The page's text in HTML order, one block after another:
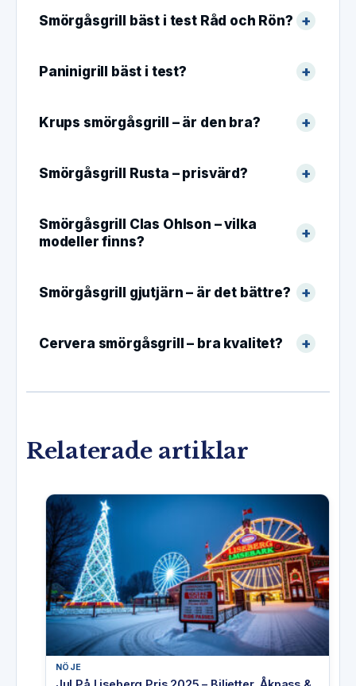
Smörgåsgrill bäst i test Råd och Rön?
Paninigrill bäst i test?
Krups smörgåsgrill – är den bra?
Smörgåsgrill Rusta – prisvärd?
Smörgåsgrill Clas Ohlson – vilka
modeller finns?
Smörgåsgrill gjutjärn – är det bättre?
Cervera smörgåsgrill – bra kvalitet?
Relaterade artiklar
NÖJE